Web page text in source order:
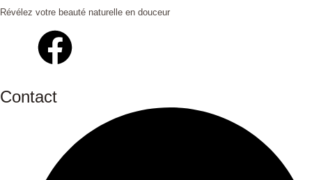
Révélez votre beauté naturelle en douceur
Contact